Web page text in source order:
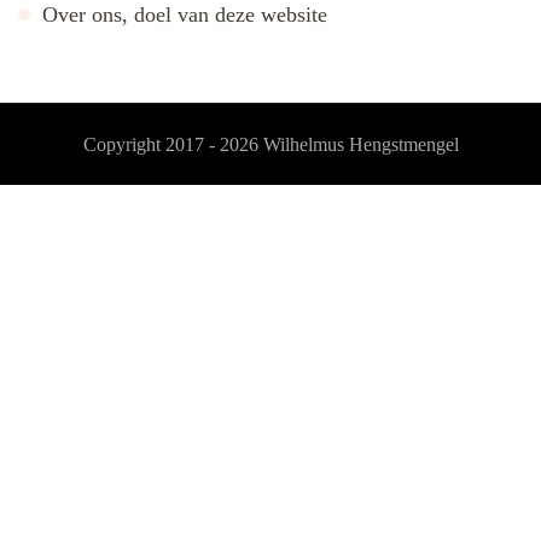
Over ons, doel van deze website
Copyright 2017 - 2026 Wilhelmus Hengstmengel